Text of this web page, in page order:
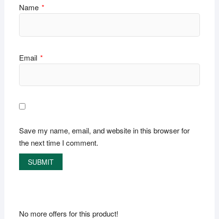
Name *
Email *
Save my name, email, and website in this browser for
the next time I comment.
No more offers for this product!